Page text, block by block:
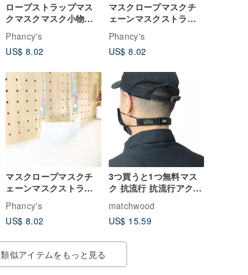
ロープストラップマス
クマスクマスク小物の
連鎖流行-レトロレッド
チャイナ-手作り
Phancy's
US$ 8.02
マスクロープマスクチ
ェーンマスクストラッ
プ抗エピデミック小物-
楽しいパーティー-手作
り
Phancy's
US$ 8.02
マスクロープマスクチ
ェーンマスクストラッ
プ抗エピデミック小物-
クラシックローズ-手作
り
Phancy's
US$ 8.02
3つ買うと1つ無料マス
ク 抗流行 抗流行アクセ
サリー マスクチェーン
マスク減圧 弾性ベルト
快適な調整バックル
matchwood
US$ 15.59
類似アイテムをもっと見る